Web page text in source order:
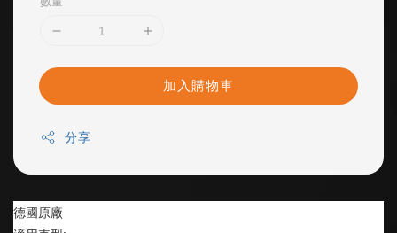
加入購物車
分享
德國原廠